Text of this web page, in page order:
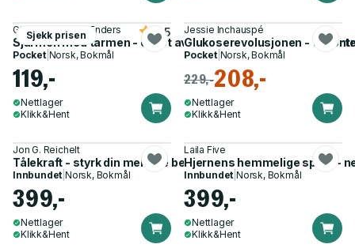
Sjekk prisen
Giulia Enders, Jill Enders
Sjarmen med tarmen - om et av kroppens mest
4.5
Pocket| Norsk, Bokmål
119,-
Nettlager
Klikk&Hent
Jessie Inchauspé
Glukoserevolusjonen - ta
Pocket| Norsk, Bokmål
229,-208,-
Nettlager
Klikk&Hent
Jon G. Reichelt
Tålekraft - styrk din mentale beredskap
Innbundet |Norsk, Bokmål
399,-
Nettlager
Klikk&Hent
Laila Five
Hjernens hemmelige språk -
Innbundet |Norsk, Bokmål
399,-
Nettlager
Klikk&Hent